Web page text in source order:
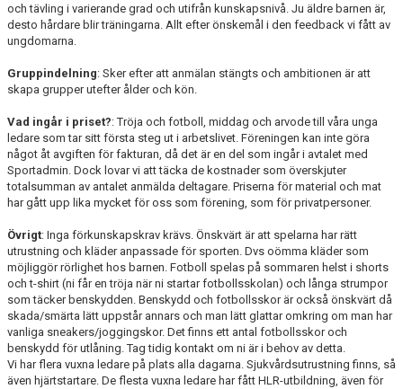
och tävling i varierande grad och utifrån kunskapsnivå. Ju äldre barnen är,
desto hårdare blir träningarna. Allt efter önskemål i den feedback vi fått av
ungdomarna.
Gruppindelning: Sker efter att anmälan stängts och ambitionen är att
skapa grupper utefter ålder och kön.
Vad ingår i priset?: Tröja och fotboll, middag och arvode till våra unga
ledare som tar sitt första steg ut i arbetslivet. Föreningen kan inte göra
något åt avgiften för fakturan, då det är en del som ingår i avtalet med
Sportadmin. Dock lovar vi att täcka de kostnader som överskjuter
totalsumman av antalet anmälda deltagare. Priserna för material och mat
har gått upp lika mycket för oss som förening, som för privatpersoner.
Övrigt: Inga förkunskapskrav krävs. Önskvärt är att spelarna har rätt
utrustning och kläder anpassade för sporten. Dvs oömma kläder som
möjliggör rörlighet hos barnen. Fotboll spelas på sommaren helst i shorts
och t-shirt (ni får en tröja när ni startar fotbollsskolan) och långa strumpor
som täcker benskydden. Benskydd och fotbollsskor är också önskvärt då
skada/smärta lätt uppstår annars och man lätt glattar omkring om man har
vanliga sneakers/joggingskor. Det finns ett antal fotbollsskor och
benskydd för utlåning. Tag tidig kontakt om ni är i behov av detta.
Vi har flera vuxna ledare på plats alla dagarna. Sjukvårdsutrustning finns, så
även hjärtstartare. De flesta vuxna ledare har fått HLR-utbildning, även för